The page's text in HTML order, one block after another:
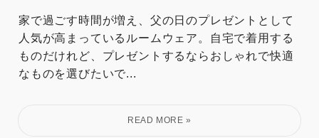
家で過ごす時間が増え、父の日のプレゼントとして
人気が高まっているルームウェア。自宅で着用する
ものだけれど、プレゼントするならおしゃれで快適
なものを選びたいで...